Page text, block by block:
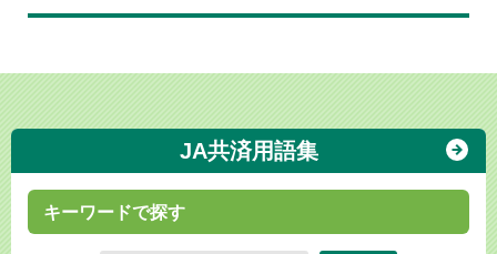
JA共済用語集
キーワードで探す